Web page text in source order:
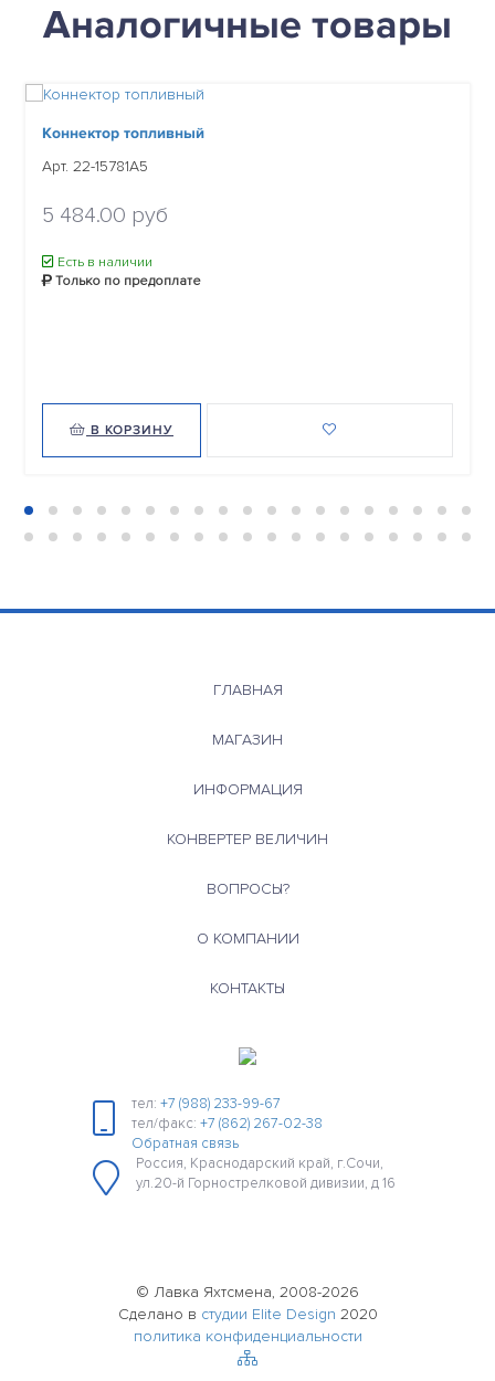
Аналогичные товары
Коннектор топливный
Арт. 22-15781A5
5 484.00 руб
Есть в наличии
Только по предоплате
В КОРЗИНУ
ГЛАВНАЯ
МАГАЗИН
ИНФОРМАЦИЯ
КОНВЕРТЕР ВЕЛИЧИН
ВОПРОСЫ?
О КОМПАНИИ
КОНТАКТЫ
тел: +7 (988) 233-99-67
тел/факс: +7 (862) 267-02-38
Обратная связь
Россия, Краснодарский край, г.Сочи,
ул.20-й Горнострелковой дивизии, д 16
© Лавка Яхтсмена, 2008-2026
Сделано в студии Elite Design 2020
политика конфиденциальности